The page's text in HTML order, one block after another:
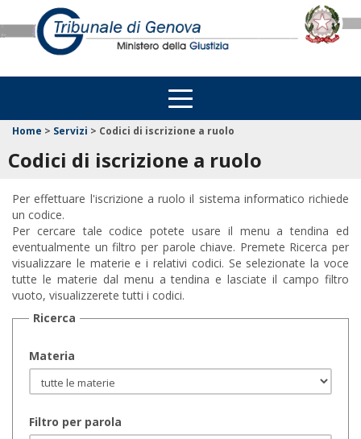
Home > Servizi > Codici di iscrizione a ruolo
Codici di iscrizione a ruolo
Per effettuare l'iscrizione a ruolo il sistema informatico richiede
un codice.
Per cercare tale codice potete usare il menu a tendina ed
eventualmente un filtro per parole chiave. Premete Ricerca per
visualizzare le materie e i relativi codici. Se selezionate la voce
tutte le materie dal menu a tendina e lasciate il campo filtro
vuoto, visualizzerete tutti i codici.
Ricerca
Materia
Filtro per parola